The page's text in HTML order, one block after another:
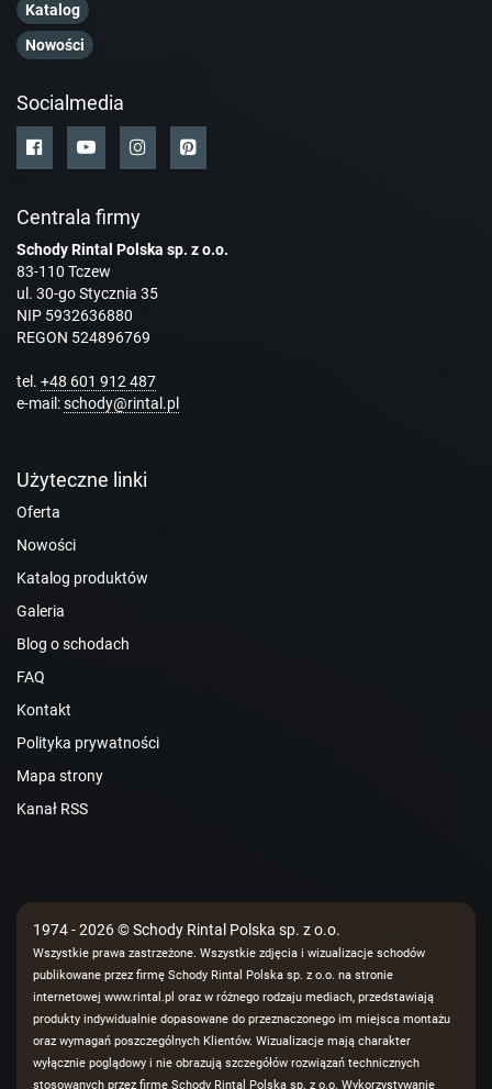
Katalog
Nowości
Socialmedia
Centrala firmy
Schody Rintal Polska sp. z o.o.
83-110 Tczew
ul. 30-go Stycznia 35
NIP 5932636880
REGON 524896769
tel. +48 601 912 487
e-mail:schody@rintal.pl
Użyteczne linki
Oferta
Nowości
Katalog produktów
Galeria
Blog o schodach
FAQ
Kontakt
Polityka prywatności
Mapa strony
Kanał RSS
1974 - 2026 © Schody Rintal Polska sp. z o.o.
Wszystkie prawa zastrzeżone. Wszystkie zdjęcia i wizualizacje schodów
publikowane przez firmę Schody Rintal Polska sp. z o.o. na stronie
internetowej www.rintal.pl oraz w różnego rodzaju mediach, przedstawiają
produkty indywidualnie dopasowane do przeznaczonego im miejsca montażu
oraz wymagań poszczególnych Klientów. Wizualizacje mają charakter
wyłącznie poglądowy i nie obrazują szczegółów rozwiązań technicznych
stosowanych przez firmę Schody Rintal Polska sp. z o.o. Wykorzystywanie